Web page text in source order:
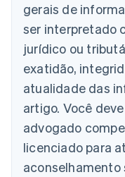
gerais de
ser interpretado
jurídico ou
exatidão,
atualidade das
artigo. Você
advogado
licenciado para
aconselhamento
Áustria
DeutschEnglish
Bélgica
Brasil
PortuguêsEnglish
Bulgária
English
Canadá
English Français
China continental
简体中文 English